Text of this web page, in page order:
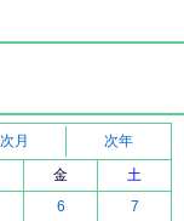
次月
次年
金
土
6 7